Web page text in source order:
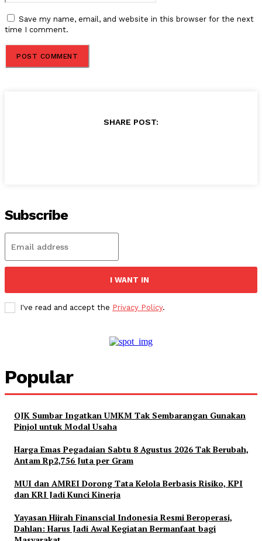
Save my name, email, and website in this browser for the next
time I comment.
SHARE POST:
Subscribe
I WANT IN
I've read and accept the Privacy Policy.
Popular
OJK Sumbar Ingatkan UMKM Tak Sembarangan Gunakan
Pinjol untuk Modal Usaha
Harga Emas Pegadaian Sabtu 8 Agustus 2026 Tak Berubah,
Antam Rp2,756 Juta per Gram
MUI dan AMREI Dorong Tata Kelola Berbasis Risiko, KPI
dan KRI Jadi Kunci Kinerja
Yayasan Hijrah Finanscial Indonesia Resmi Beroperasi,
Dahlan: Harus Jadi Awal Kegiatan Bermanfaat bagi